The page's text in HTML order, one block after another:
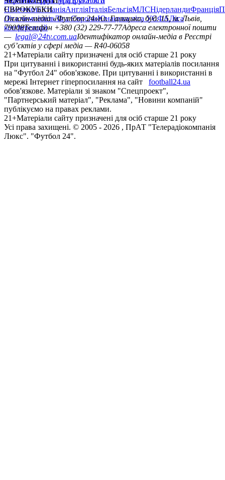
НімеччинаІспаніяАнгліяІталіяБельгіяМЛСНідерландиФранція
ЄВРОКУБКИ
Ліга чемпіонівЛіга ЄвропиЮнацька ліга УЄФАЛіга
конференцій
Онлайн-медіа «Футбол 24»пл. Галицька, буд. 15, м. Львів,
79008Телефон +380 (32) 229-77-77Адреса електронної пошти
— legal@24tv.com.uaІдентифікатор онлайн-медіа в Реєстрі
суб’єктів у сфері медіа — R40-06058
21+Матеріали сайту призначені для осіб старше 21 року
При цитуванні і використанні будь-яких матеріалів посилання
на "Футбол 24" обов'язкове. При цитуванні і використанні в
мережі Інтернет гіперпосилання на сайт
football24.ua
обов'язкове. Матеріали зі знаком "Спецпроект",
"Партнерський матеріал", "Реклама", "Новини компаній"
публікуємо на правах реклами.
21+Матеріали сайту призначені для осіб старше 21 року
Усi права захищенi. © 2005 - 2026 , ПрАТ "Телерадіокомпанія
Люкс". "Футбол 24".